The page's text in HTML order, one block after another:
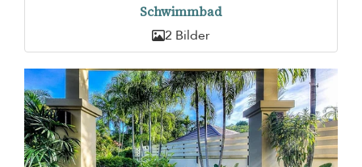
Schwimmbad
2 Bilder